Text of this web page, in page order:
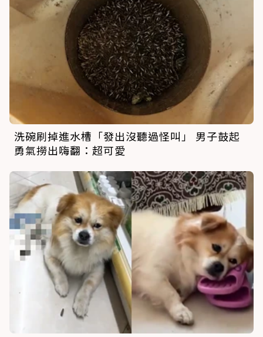
洗碗刷掉進水槽「發出沒聽過怪叫」 男子鼓起
勇氣撈出嗨翻：超可愛